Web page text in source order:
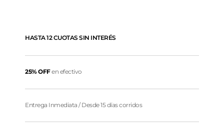
HASTA 12 CUOTAS SIN INTERÉS
25% OFFen efectivo
Entrega Inmediata / Desde 15 días corridos